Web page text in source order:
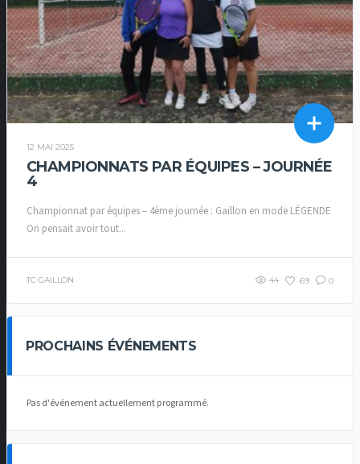
12 MAI 2025
CHAMPIONNATS PAR ÉQUIPES – JOURNÉE
4
Championnat par équipes – 4ème journée : Gaillon en mode LÉGENDE
On pensait avoir tout...
TC GAILLON 44 69 0
PROCHAINS ÉVÉNEMENTS
Pas d'événement actuellement programmé.